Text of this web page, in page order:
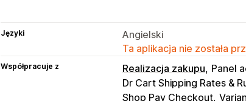
Języki
Angielski
Ta aplikacja nie została
Współpracuje z Realizacja zakupu Panel
Dr Cart Shipping Rates &
Shop Pay Checkout